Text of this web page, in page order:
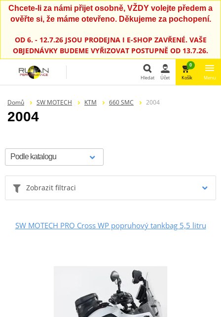
Chcete-li za námi přijet osobně, VŽDY volejte předem a
ověřte si, že máme otevřeno. Děkujeme za pochopení.
OD 6. - 12.7.26 JSOU PRODEJNA I E-SHOP ZAVŘENÉ. VAŠE
OBJEDNÁVKY BUDEME VYŘIZOVAT POSTUPNĚ OD 13.7.26.
Hledat Účet
0
Košík Menu
Domů SW MOTECH KTM 660 SMC 2004
2004
Zobrazit filtraci
SW MOTECH PRO Cross WP popruhový tankbag 5,5 litru